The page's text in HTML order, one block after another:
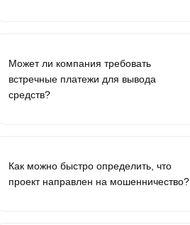
Может ли компания требовать
встречные платежи для вывода
средств?
Как можно быстро определить, что
проект направлен на мошенничество?